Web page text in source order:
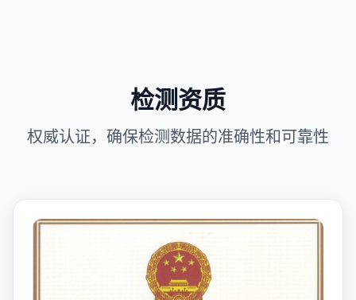
检测资质
权威认证，确保检测数据的准确性和可靠性